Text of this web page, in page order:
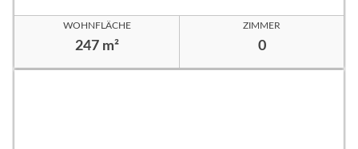
WOHNFLÄCHE
247 m²
ZIMMER
0